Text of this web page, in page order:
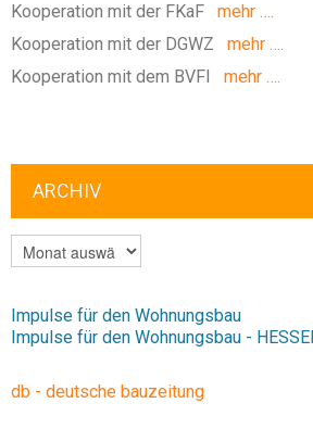
Kooperation mit der FKaF mehr ….
Kooperation mit der DGWZ mehr ….
Kooperation mit dem BVFI
mehr ….
ARCHIV
ARCHIV
Impulse für den Wohnungsbau
Impulse für den Wohnungsbau -
db - deutsche bauzeitung